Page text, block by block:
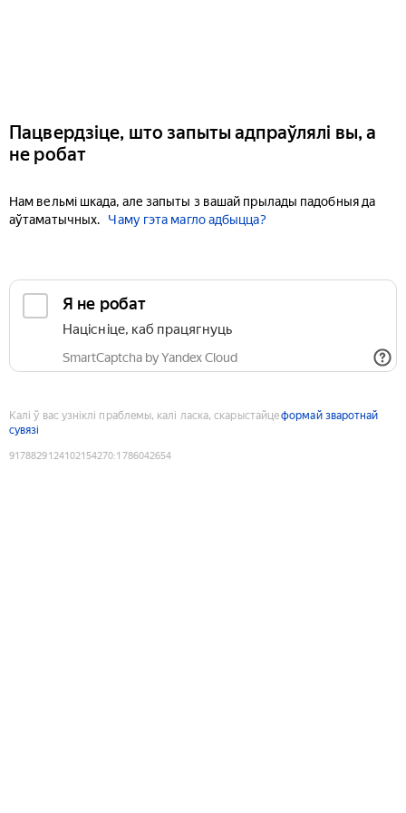
Пацвердзіце, што запыты адпраўлялі вы, а
не робат
Нам вельмі шкада, але запыты з вашай прылады падобныя да
аўтаматычных.
Чаму гэта магло адбыцца?
Я не робат
Націсніце, каб працягнуць
SmartCaptcha by Yandex Cloud
Калі ў вас узніклі праблемы, калі ласка, скарыстайцеформай зваротнай
сувязі
9178829124102154270:1786042654